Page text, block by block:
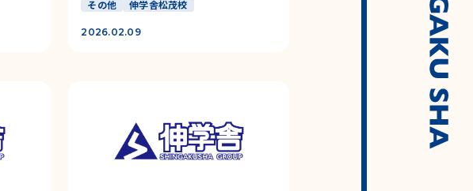
その他 伸学舎松茂校
2026.02.09